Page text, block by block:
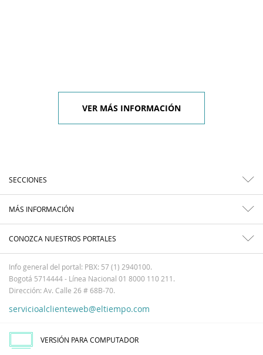
VER MÁS INFORMACIÓN
SECCIONES
MÁS INFORMACIÓN
CONOZCA NUESTROS PORTALES
Info general del portal: PBX: 57 (1) 2940100.
Bogotá 5714444 - Línea Nacional 01 8000 110 211.
Dirección: Av. Calle 26 # 68B-70.
servicioalclienteweb@eltiempo.com
VERSIÓN PARA COMPUTADOR